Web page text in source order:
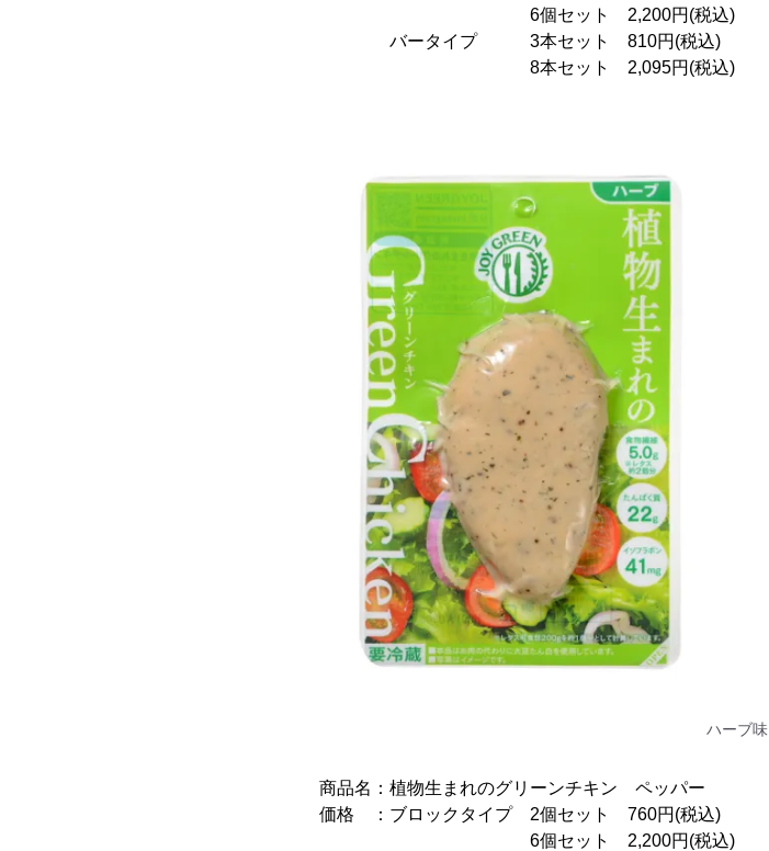
6個セット 2,200円(税込)
バータイプ 3本セット 810円(税込)
8本セット 2,095円(税込)
ハーブ味
商品名：植物生まれのグリーンチキン ペッパー
価格 ：ブロックタイプ 2個セット 760円(税込)
6個セット 2,200円(税込)